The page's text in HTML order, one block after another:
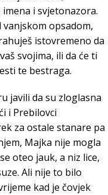
i svjetonazora.
opsadom,
istovremeno da
svojima, ili da će ti
te bestraga.
javili da su zloglasna
i Prebilovci
za ostale stanare pa
Majka nije mogla
oteo jauk, a niz lice,
Ali nije to bilo
kad je čovjek